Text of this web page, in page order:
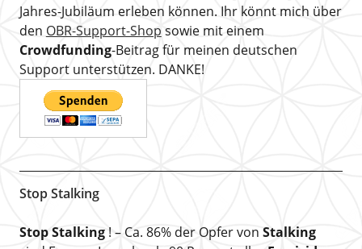
Jahres-Jubiläum erleben können. Ihr könnt mich über
den OBR-Support-Shop sowie mit einem
Crowdfunding-Beitrag für meinen deutschen
Support unterstützen. DANKE!
Stop Stalking
Stop Stalking! – Ca. 86% der Opfer von Stalking